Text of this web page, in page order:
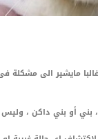
مايشير الى
أو بني داكن ، وليس